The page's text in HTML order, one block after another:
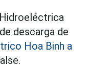
descarga de
Hoa Binh a